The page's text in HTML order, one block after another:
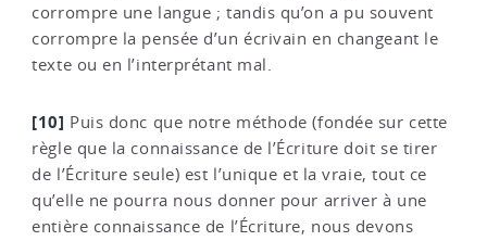
corrompre une langue ; tandis qu’on a pu souvent
corrompre la pensée d’un écrivain en changeant le
texte ou en l’interprétant mal.
[10] Puis donc que notre méthode (fondée sur cette
règle que la connaissance de l’Écriture doit se tirer
de l’Écriture seule) est l’unique et la vraie, tout ce
qu’elle ne pourra nous donner pour arriver à une
entière connaissance de l’Écriture, nous devons